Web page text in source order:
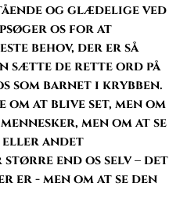
og glædelige ved
os for at
behov, der er så
sætte de rette ord på
som barnet i krybben.
at blive set, men om
men om at se
eller andet
større end os selv – det
er - men om at se den